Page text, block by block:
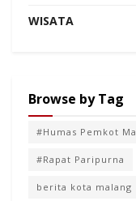
WISATA
Browse by Tag
#Humas Pemkot
#Rapat Paripurna
berita kota malang